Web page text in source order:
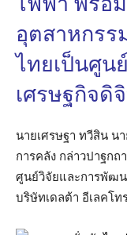
อุตสาหกรร
ไทยเป็นศูน
เศรษฐกิจดิ
นายเศรษฐา ทวีสิน น
การคลัง กล่าวปาฐกถ
ศูนย์วิจัยและการพัฒ
บริษัทเดลต้า อีเลคโ